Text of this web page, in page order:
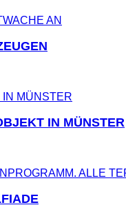
IN MÜNSTER